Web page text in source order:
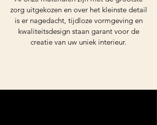
zorg uitgekozen en over het kleinste detail
is er nagedacht, tijdloze vormgeving en
kwaliteitsdesign staan garant voor de
creatie van uw uniek interieur.